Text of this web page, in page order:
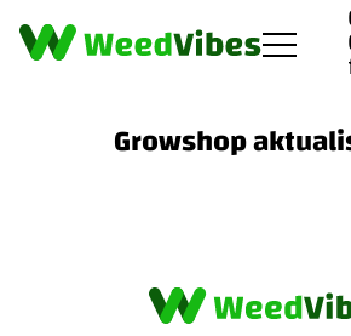
Growshop